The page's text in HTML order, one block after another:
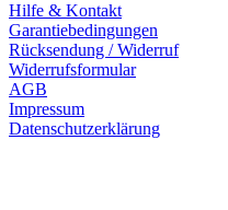
Hilfe & Kontakt
Garantiebedingungen
Rücksendung / Widerruf
Widerrufsformular
AGB
Impressum
Datenschutzerklärung